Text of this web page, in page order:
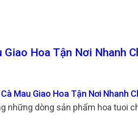
Hoa Tận Nơi Nhanh
Mau Giao Hoa Tận Nơi Nhanh
những dòng sản phẩm hoa tuoi